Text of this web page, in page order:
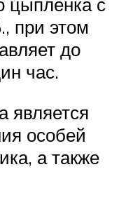
при этом
до
час.
является
особей
а также